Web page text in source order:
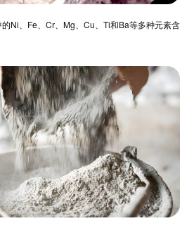
Ni、Fe、Cr、Mg、Cu、Ti和Ba等多种元素含